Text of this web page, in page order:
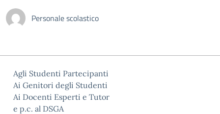
Personale scolastico
Agli Studenti Partecipanti
Ai Genitori degli Studenti
Ai Docenti Esperti e Tutor
e p.c. al DSGA